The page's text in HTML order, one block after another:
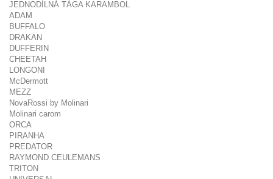
JEDNODÍLNÁ TÁGA KARAMBOL
ADAM
BUFFALO
DRAKAN
DUFFERIN
CHEETAH
LONGONI
McDermott
MEZZ
NovaRossi by Molinari
Molinari carom
ORCA
PIRANHA
PREDATOR
RAYMOND CEULEMANS
TRITON